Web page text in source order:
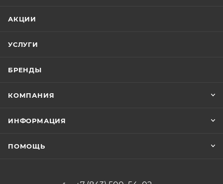
АКЦИИ
УСЛУГИ
БРЕНДЫ
КОМПАНИЯ
ИНФОРМАЦИЯ
ПОМОЩЬ